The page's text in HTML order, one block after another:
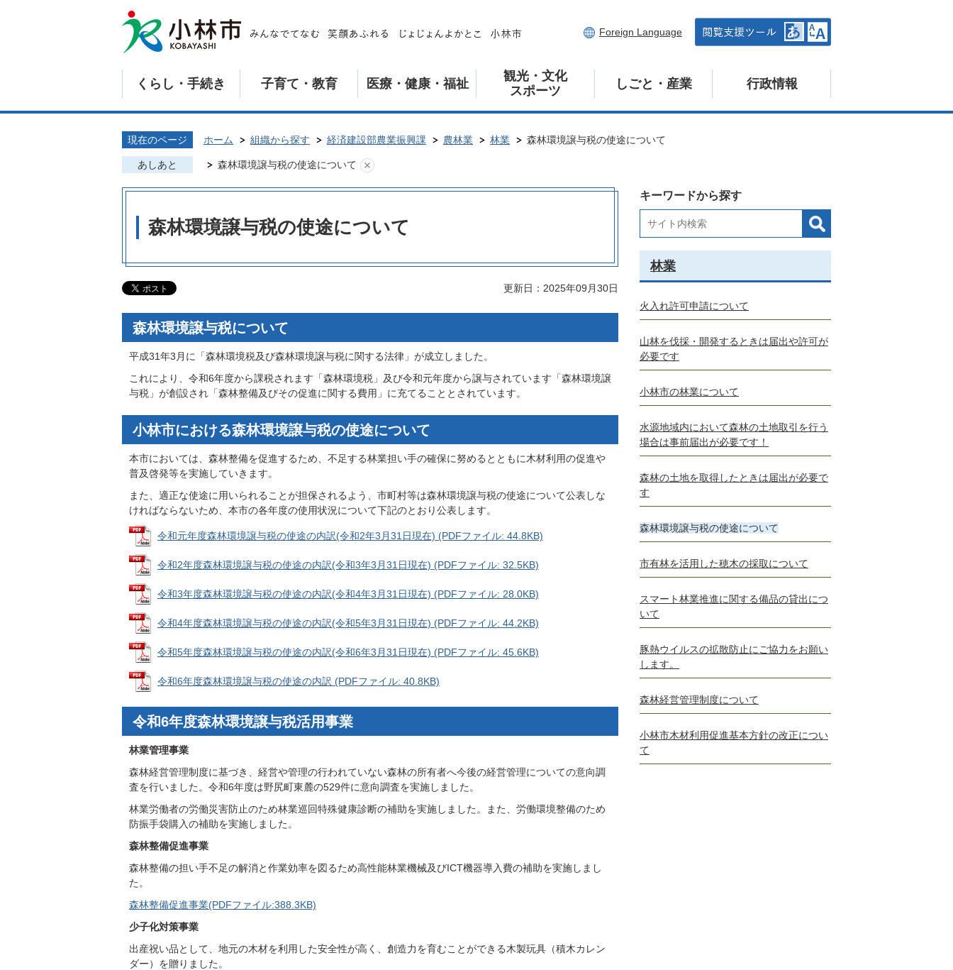
Foreign Language
くらし・手続き 子育て・教育 医療・健康・福祉
観光・文化
スポーツ
しごと・産業 行政情報
現在のページ ホーム 組織から探す 経済建設部農業振興課 農林業 林業 森林環境譲与税の使途について
あしあと 森林環境譲与税の使途について
森林環境譲与税の使途について
更新日：2025年09月30日
森林環境譲与税について
平成31年3月に「森林環境税及び森林環境譲与税に関する法律」が成立しました。
これにより、令和6年度から課税されます「森林環境税」及び令和元年度から譲与されています「森林環境譲
与税」が創設され「森林整備及びその促進に関する費用」に充てることとされています。
小林市における森林環境譲与税の使途について
本市においては、森林整備を促進するため、不足する林業担い手の確保に努めるとともに木材利用の促進や
普及啓発等を実施していきます。
また、適正な使途に用いられることが担保されるよう、市町村等は森林環境譲与税の使途について公表しな
ければならないため、本市の各年度の使用状況について下記のとおり公表します。
令和元年度森林環境譲与税の使途の内訳(令和2年3月31日現在) (PDFファイル: 44.8KB)
令和2年度森林環境譲与税の使途の内訳(令和3年3月31日現在) (PDFファイル: 32.5KB)
令和3年度森林環境譲与税の使途の内訳(令和4年3月31日現在) (PDFファイル: 28.0KB)
令和4年度森林環境譲与税の使途の内訳(令和5年3月31日現在) (PDFファイル: 44.2KB)
令和5年度森林環境譲与税の使途の内訳(令和6年3月31日現在) (PDFファイル: 45.6KB)
令和6年度森林環境譲与税の使途の内訳 (PDFファイル: 40.8KB)
令和6年度森林環境譲与税活用事業
林業管理事業
森林経営管理制度に基づき、経営や管理の行われていない森林の所有者へ今後の経営管理についての意向調
査を行いました。令和6年度は野尻町東麓の529件に意向調査を実施しました。
林業労働者の労働災害防止のため林業巡回特殊健康診断の補助を実施しました。また、労働環境整備のため
防振手袋購入の補助を実施しました。
森林整備促進事業
森林整備の担い手不足の解消と作業効率を図るため高性能林業機械及びICT機器導入費の補助を実施しまし
た。
森林整備促進事業(PDFファイル:388.3KB)
少子化対策事業
出産祝い品として、地元の木材を利用した安全性が高く、創造力を育むことができる木製玩具（積木カレン
ダー）を贈りました。
キーワードから探す
林業
火入れ許可申請について
山林を伐採・開発するときは届出や許可が
必要です
小林市の林業について
水源地域内において森林の土地取引を行う
場合は事前届出が必要です！
森林の土地を取得したときは届出が必要で
す
森林環境譲与税の使途について
市有林を活用した穂木の採取について
スマート林業推進に関する備品の貸出につ
いて
豚熱ウイルスの拡散防止にご協力をお願い
します。
森林経営管理制度について
小林市木材利用促進基本方針の改正につい
て